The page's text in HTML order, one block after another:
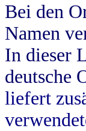
Bei den
Namen
In dieser
deutsche
liefert